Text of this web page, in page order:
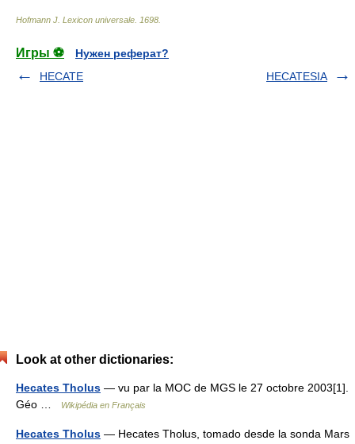
Hofmann J. Lexicon universale 1698
Игры ⚽
Нужен реферат?
HECATE
HECATESIA
Look at other dictionaries:
Hecates Tholus — vu par la MOC de MGS le 27 octobre 2003[1].
Géo …
Wikipédia en Français
Hecates Tholus — Hecates Tholus, tomado desde la sonda Mars